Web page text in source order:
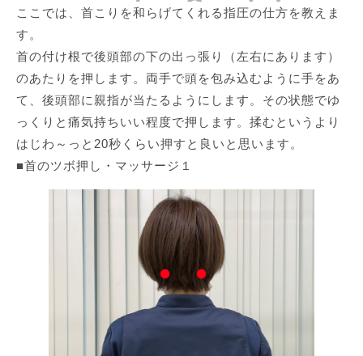
ここでは、首こりを和らげてくれる指圧の仕方を教えま
す。
首の付け根で後頭部の下の出っ張り（左右にあります）
のあたりを押します。両手で頭を包み込むように手をあ
て、後頭部に親指が当たるようにします。その状態でゆ
っくりと痛気持ちいい程度で押します。揉むというより
はじわ～っと20秒くらい押すと良いと思います。
■首のツボ押し・マッサージ１